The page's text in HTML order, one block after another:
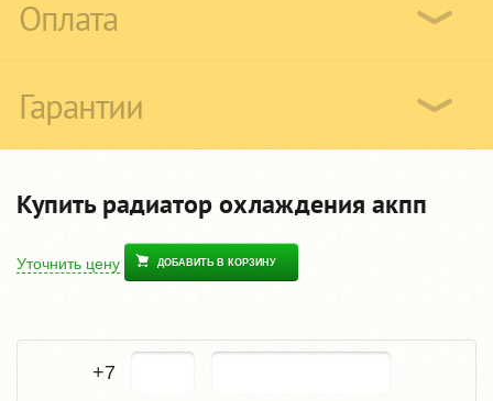
Оплата
Гарантии
Купить радиатор охлаждения акпп
Уточнить цену ДОБАВИТЬ В КОРЗИНУ
+7